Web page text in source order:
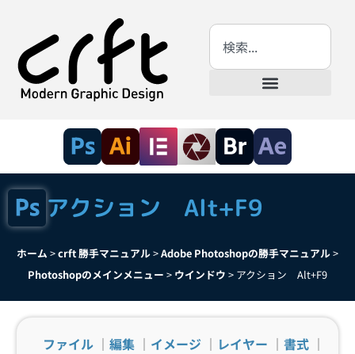
アクション Alt+F9
ホーム >crft 勝手マニュアル>Adobe Photoshopの勝手マニュアル>
Photoshopのメインメニュー > ウインドウ > アクション Alt+F9
ファイル ｜ 編集 ｜ イメージ ｜ レイヤー ｜ 書式 ｜